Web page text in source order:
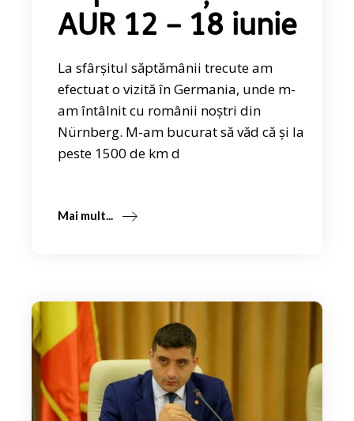
AUR 12 – 18 iunie
La sfârșitul săptămânii trecute am
efectuat o vizită în Germania, unde m-
am întâlnit cu românii noștri din
Nürnberg. M-am bucurat să văd că și la
peste 1500 de km d
Mai mult...